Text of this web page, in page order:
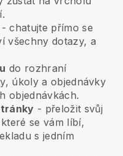
- chatujte přímo se
všechny dotazy, a
do rozhraní
úkoly a objednávky
objednávkách.
- přeložit svůj
se vám líbí,
s jedním